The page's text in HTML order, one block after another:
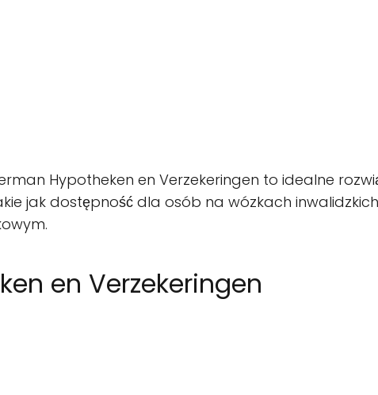
Hypotheken en Verzekeringen to idealne
jak dostępność dla osób na wózkach
en Verzekeringen